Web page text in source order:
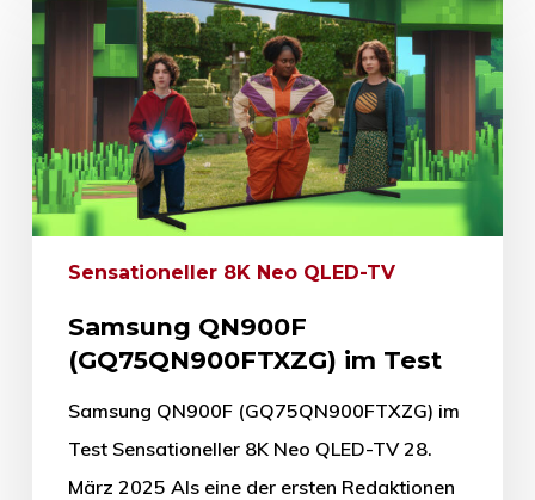
Sensationeller 8K Neo QLED-TV
Samsung QN900F
(GQ75QN900FTXZG) im Test
Samsung QN900F (GQ75QN900FTXZG) im
Test Sensationeller 8K Neo QLED-TV 28.
März 2025 Als eine der ersten Redaktionen